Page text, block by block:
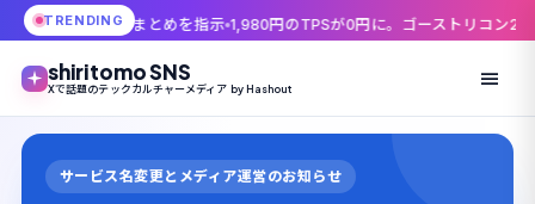
TRENDING
とめを指示 1,980円のTPSが0円に。ゴーストリコン25周年、無料配布の先
shiritomo SNS
Xで話題のテックカルチャーメディア by Hashout
サービス名変更とメディア運営のお知らせ